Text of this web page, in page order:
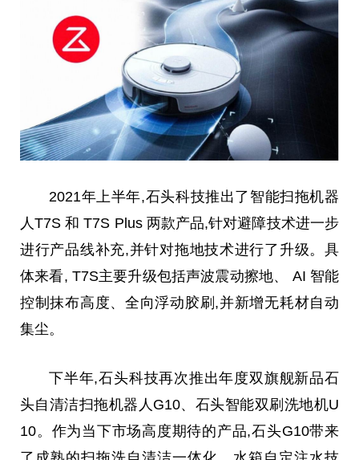
2021年上半年,石头科技推出了智能扫拖机器
人T7S 和 T7S Plus 两款产品,针对避障技术进一步
进行产品线补充,并针对拖地技术进行了升级。具
体来看, T7S主要升级包括声波震动擦地、 AI 智能
控制抹布高度、全向浮动胶刷,并新增无耗材自动
集尘。
下半年,石头科技再次推出年度双旗舰新品石
头自清洁扫拖机器人G10、石头智能双刷洗地机U
10。作为当下市场高度期待的产品,石头G10带来